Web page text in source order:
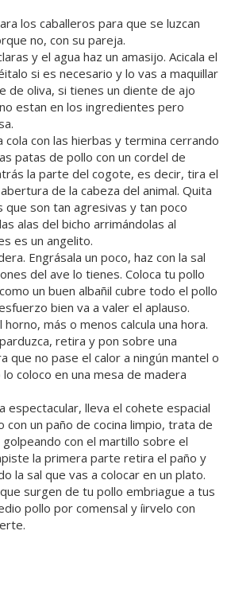
los caballeros para que se luzcan
no, con su pareja.
y el agua haz un amasijo. Acicala el
si es necesario y lo vas a maquillar
de oliva, si tienes un diente de ajo
estan en los ingredientes pero
cola con las hierbas y termina cerrando
patas de pollo con un cordel de
la parte del cogote, es decir, tira el
de la cabeza del animal. Quita
que son tan agresivas y tan poco
alas del bicho arrimándolas al
es un angelito.
Engrásala un poco, haz con la sal
del ave lo tienes. Coloca tu pollo
un buen albañil cubre todo el pollo
bien va a valer el aplauso.
más o menos calcula una hora.
retira y pon sobre una
que no pase el calor a ningún mantel o
coloco en una mesa de madera
espectacular, lleva el cohete espacial
con un paño de cocina limpio, trata de
con el martillo sobre el
la primera parte retira el paño y
la sal que vas a colocar en un plato.
surgen de tu pollo embriague a tus
pollo por comensal y íirvelo con